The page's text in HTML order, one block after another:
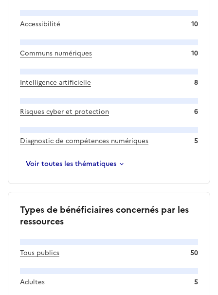
Accessibilité 10
Communs numériques 10
Intelligence artificielle 8
Risques cyber et protection 6
Diagnostic de compétences numériques 5
Voirtoutes lesthématiques
Types de bénéficiaires concernés par les
ressources
Tous publics 50
Adultes 5